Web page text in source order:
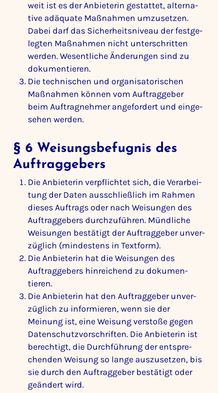
weit ist es der Anbie­terin gestattet, alter­na­
tive adäquate Maßnahmen umzu­setzen.
Dabei darf das Sicher­heits­ni­veau der fest­ge­
legten Maßnahmen nicht unter­schritten
werden. Wesent­liche Ände­rungen sind zu
doku­men­tieren.
Die tech­ni­schen und orga­ni­sa­to­ri­schen
Maßnahmen können vom Auftrag­geber
beim Auftrag­nehmer ange­for­dert und einge­
sehen werden.
§ 6 Weisungs­be­fugnis des
Auftrag­ge­bers
Die Anbie­terin verpflichtet sich, die Verar­bei­
tung der Daten ausschließ­lich im Rahmen
dieses Auftrags oder nach Weisungen des
Auftrag­ge­bers durch­zu­führen. Münd­liche
Weisungen bestä­tigt der Auftrag­geber unver­
züg­lich (mindes­tens in Text­form).
Die Anbie­terin hat die Weisungen des
Auftrag­ge­bers hinrei­chend zu doku­men­
tieren.
Die Anbie­terin hat den Auftrag­geber unver­
züg­lich zu infor­mieren, wenn sie der
Meinung ist, eine Weisung verstoße gegen
Daten­schutz­vor­schriften. Die Anbie­terin ist
berech­tigt, die Durch­füh­rung der entspre­
chenden Weisung so lange auszu­setzen, bis
sie durch den Auftrag­geber bestä­tigt oder
geän­dert wird.